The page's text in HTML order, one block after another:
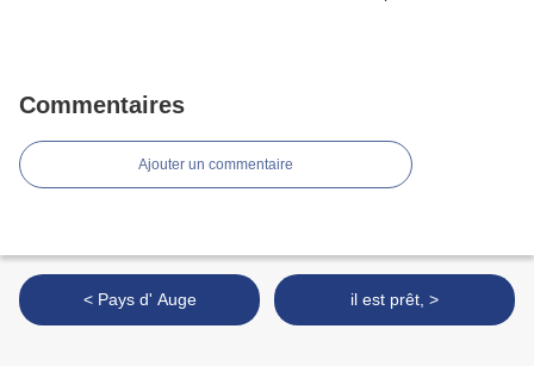
Commentaires
Ajouter un commentaire
< Pays d' Auge il est prêt, >